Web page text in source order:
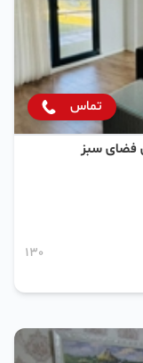
تماس
فضای سبز
130